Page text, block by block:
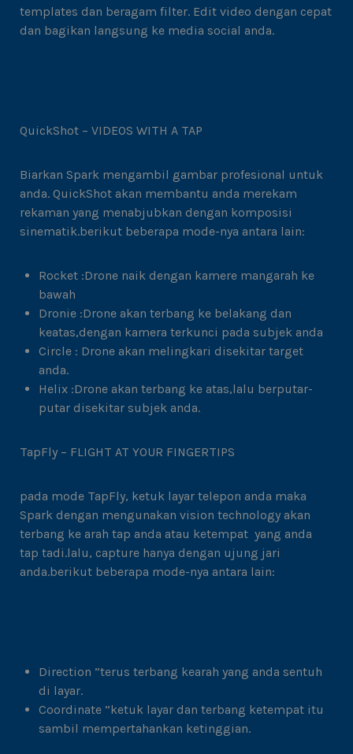
templates dan beragam filter. Edit video dengan cepat
dan bagikan langsung ke media social anda.
QuickShot – VIDEOS WITH A TAP
Biarkan Spark mengambil gambar profesional untuk
anda. QuickShot akan membantu anda merekam
rekaman yang menabjubkan dengan komposisi
sinematik.berikut beberapa mode-nya antara lain:
Rocket :Drone naik dengan kamere mangarah ke
bawah
Dronie :Drone akan terbang ke belakang dan
keatas,dengan kamera terkunci pada subjek anda
Circle : Drone akan melingkari disekitar target
anda.
Helix :Drone akan terbang ke atas,lalu berputar-
putar disekitar subjek anda.
TapFly – FLIGHT AT YOUR FINGERTIPS
pada mode TapFly, ketuk layar telepon anda maka
Spark dengan mengunakan vision technology akan
terbang ke arah tap anda atau ketempat yang anda
tap tadi.lalu, capture hanya dengan ujung jari
anda.berikut beberapa mode-nya antara lain:
Direction ”terus terbang kearah yang anda sentuh
di layar.
Coordinate ”ketuk layar dan terbang ketempat itu
sambil mempertahankan ketinggian.